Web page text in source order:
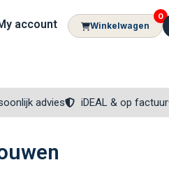
account Winkelwagen
0
advies iDEAL & op factuur